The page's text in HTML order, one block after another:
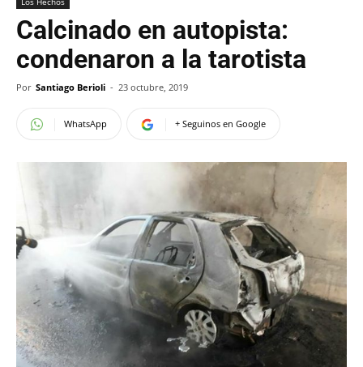
Calcinado en autopista:
condenaron a la tarotista
Por Santiago Berioli - 23 octubre, 2019
WhatsApp + Seguinos en Google